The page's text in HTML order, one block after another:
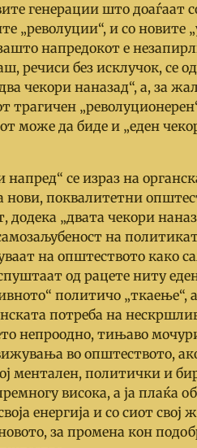
генерации што доаѓаат
„револуции“, и со новите
напредокот е
речиси без исклучок, се
чекори наназад“, а, за
трагичен
може да биде и „еден
се израз на
нови, поквалитетни
додека „двата чекори
на
на општеството како
од рацете ниту
политичо „ткаење“,
потреба на
непрoодно, тињаво
во општеството,
ментален, политички и
висока, а ја плаќа
енергија и со сиот свој
за промена кон